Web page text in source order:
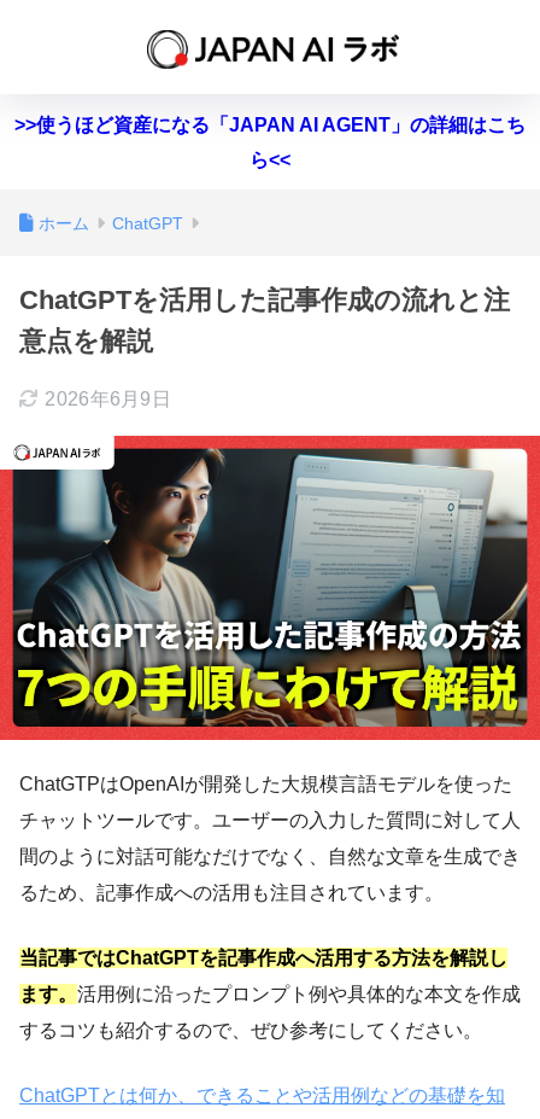
>>使うほど資産になる「JAPAN AI AGENT」の詳細はこち
ら<<
ホーム ChatGPT
ChatGPTを活用した記事作成の流れと注
意点を解説
2026年6月9日
ChatGTPはOpenAIが開発した大規模言語モデルを使った
チャットツールです。ユーザーの入力した質問に対して人
間のように対話可能なだけでなく、自然な文章を生成でき
るため、記事作成への活用も注目されています。
当記事ではChatGPTを記事作成へ活用する方法を解説し
ます。 活用例に沿ったプロンプト例や具体的な本文を作成
するコツも紹介するので、ぜひ参考にしてください。
ChatGPTとは何か、できることや活用例などの基礎を知